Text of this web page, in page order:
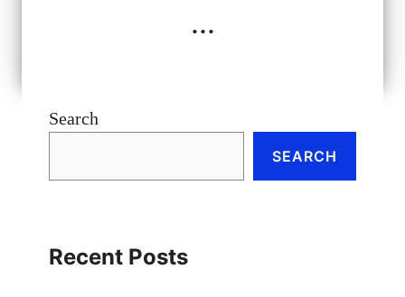
...
Search
SEARCH
Recent Posts